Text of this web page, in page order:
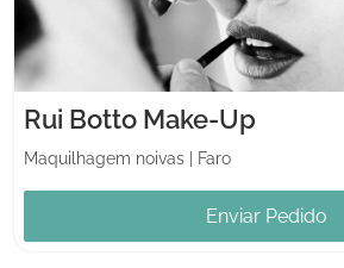
Rui Botto Make-Up
Maquilhagem noivas Faro
Enviar Pedido